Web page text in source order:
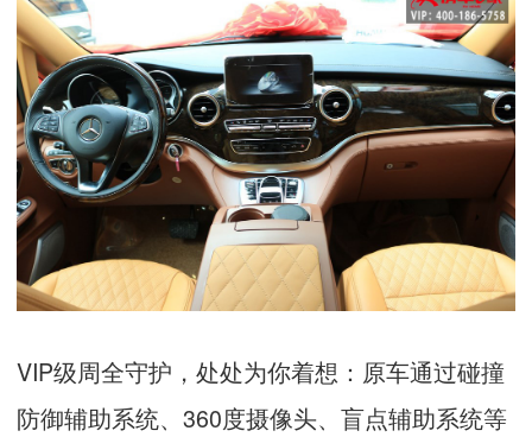
VIP级周全守护，处处为你着想：原车通过碰撞
防御辅助系统、 360度摄像头、盲点辅助系统等